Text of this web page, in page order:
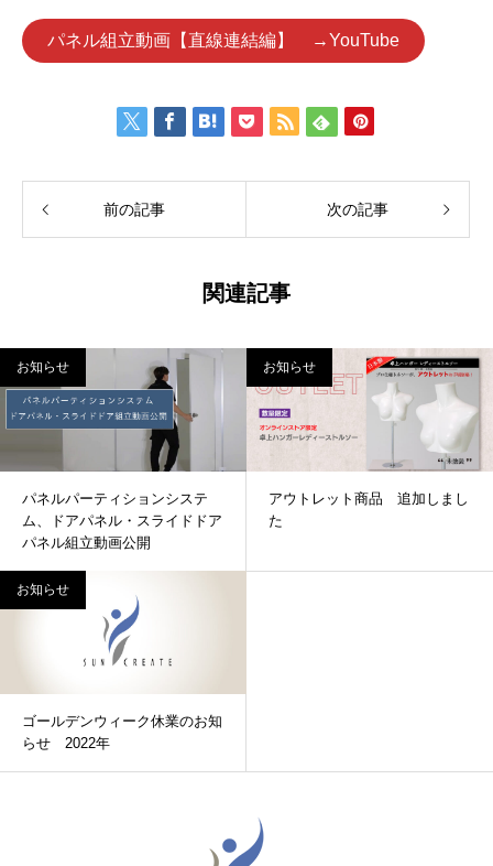
パネル組立動画【直線連結編】 →YouTube
前の記事 次の記事
関連記事
お知らせ
パネルパーティションシステ
ム、ドアパネル・スライドドア
パネル組立動画公開
お知らせ
アウトレット商品 追加しまし
た
お知らせ
ゴールデンウィーク休業のお知
らせ 2022年